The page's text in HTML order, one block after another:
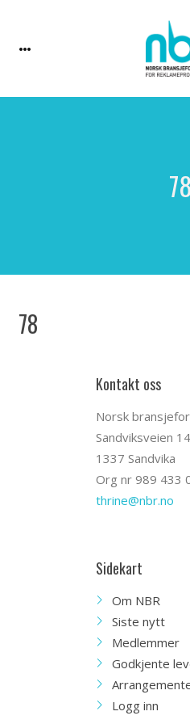
78
78
Kontakt oss
Norsk
Sandviksveien
1337 Sandvika
Org nr 989 433
thrine@nbr.no
Sidekart
Om NBR
Siste nytt
Medlemmer
Godkjente
Logg inn